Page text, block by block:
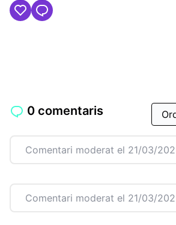
0 comentaris
Comentari moderat el 21/03/
Comentari moderat el 21/03/